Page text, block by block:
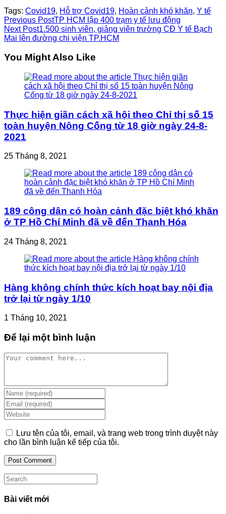
Tags: Covid19, Hỗ trợ Covid19, Hoàn cảnh khó khăn, Y tế
Read
more
articles
Previous PostTP HCM lập 400 trạm y tế lưu động
Next Post1.500 sinh viên, giảng viên trường CĐ Y tế Bạch
Mai lên đường chi viện TP.HCM
You Might Also Like
Thực hiện giãn cách xã hội theo Chỉ thị số 15
toàn huyện Nông Cống từ 18 giờ ngày 24-8-
2021
25 Tháng 8, 2021
189 công dân có hoàn cảnh đặc biệt khó khăn
ở TP Hồ Chí Minh đã về đến Thanh Hóa
24 Tháng 8, 2021
Hàng không chính thức kích hoạt bay nội địa
trở lại từ ngày 1/10
1 Tháng 10, 2021
Để lại một bình luận
Comment
Enter
your
name
or
username
to
comment
Enter
your
email
address
to
comment
Enter
your
website
URL
Lưu tên của tôi, email, và trang web trong trình duyệt này
cho lần bình luận kế tiếp của tôi.
Search
this
website
Bài viết mới